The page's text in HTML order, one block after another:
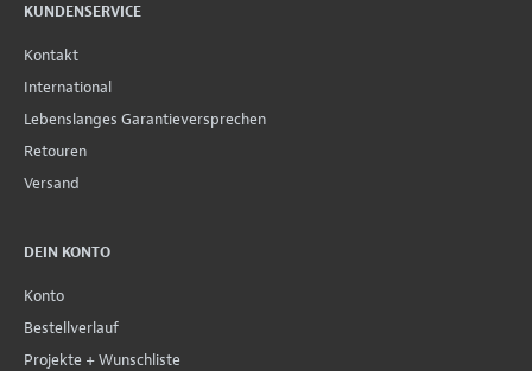
KUNDENSERVICE
Kontakt
International
Lebenslanges Garantieversprechen
Retouren
Versand
DEIN KONTO
Konto
Bestellverlauf
Projekte + Wunschliste